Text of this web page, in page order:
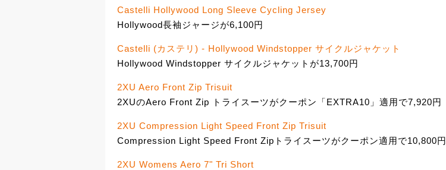
Castelli Hollywood Long Sleeve Cycling Jersey
Hollywood長袖ジャージが6,100円
Castelli (カステリ) - Hollywood Windstopper サイクルジャケット
Hollywood Windstopper サイクルジャケットが13,700円
2XU Aero Front Zip Trisuit
2XUのAero Front Zip トライスーツがクーポン「EXTRA10」適用で7,920円
2XU Compression Light Speed Front Zip Trisuit
Compression Light Speed Front Zipトライスーツがクーポン適用で10,800円
2XU Womens Aero 7" Tri Short